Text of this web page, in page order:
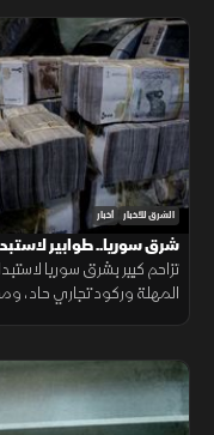
الشرق للأخبار أخبار
شرق سوريا.. طوابير
تزاحم كبير بشرق سوريا
المهلة وركود تجاري حاد،